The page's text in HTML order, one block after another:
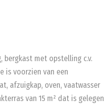
bergkast met opstelling c.v.
is voorzien van een
afzuigkap, oven, vaatwasser
van 15 m² dat is gelegen